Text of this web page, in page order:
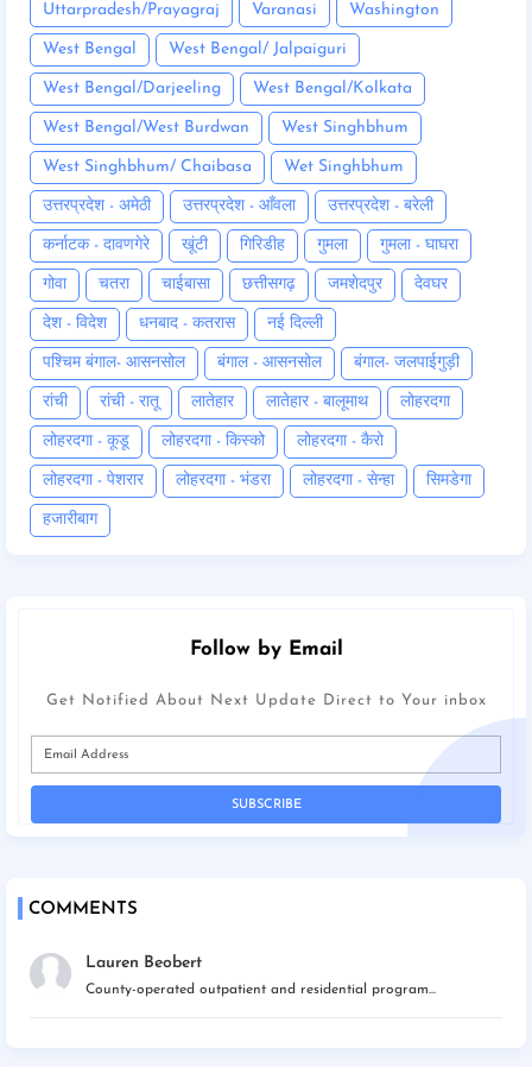
Uttarpradesh/Prayagraj Varanasi Washington
West Bengal West Bengal/ Jalpaiguri
West Bengal/Darjeeling West Bengal/Kolkata
West Bengal/West Burdwan West Singhbhum
West Singhbhum/ Chaibasa Wet Singhbhum
उत्तरप्रदेश - अमेठी उत्तरप्रदेश - आँवला उत्तरप्रदेश - बरेली
कर्नाटक - दावणगेरे खूंटी गिरिडीह गुमला गुमला - घाघरा
गोवा चतरा चाईबासा छत्तीसगढ़ जमशेदपुर देवघर
देश - विदेश धनबाद - कतरास नई दिल्ली
पश्चिम बंगाल- आसनसोल बंगाल - आसनसोल बंगाल- जलपाईगुड़ी
रांची रांची - रातू लातेहार लातेहार - बालूमाथ लोहरदगा
लोहरदगा - कूडू लोहरदगा - किस्को लोहरदगा - कैरो
लोहरदगा - पेशरार लोहरदगा - भंडरा लोहरदगा - सेन्हा सिमडेगा
हजारीबाग
Follow by Email
Get Notified About Next Update Direct to Your inbox
COMMENTS
Lauren Beobert
County-operated outpatient and residential program...